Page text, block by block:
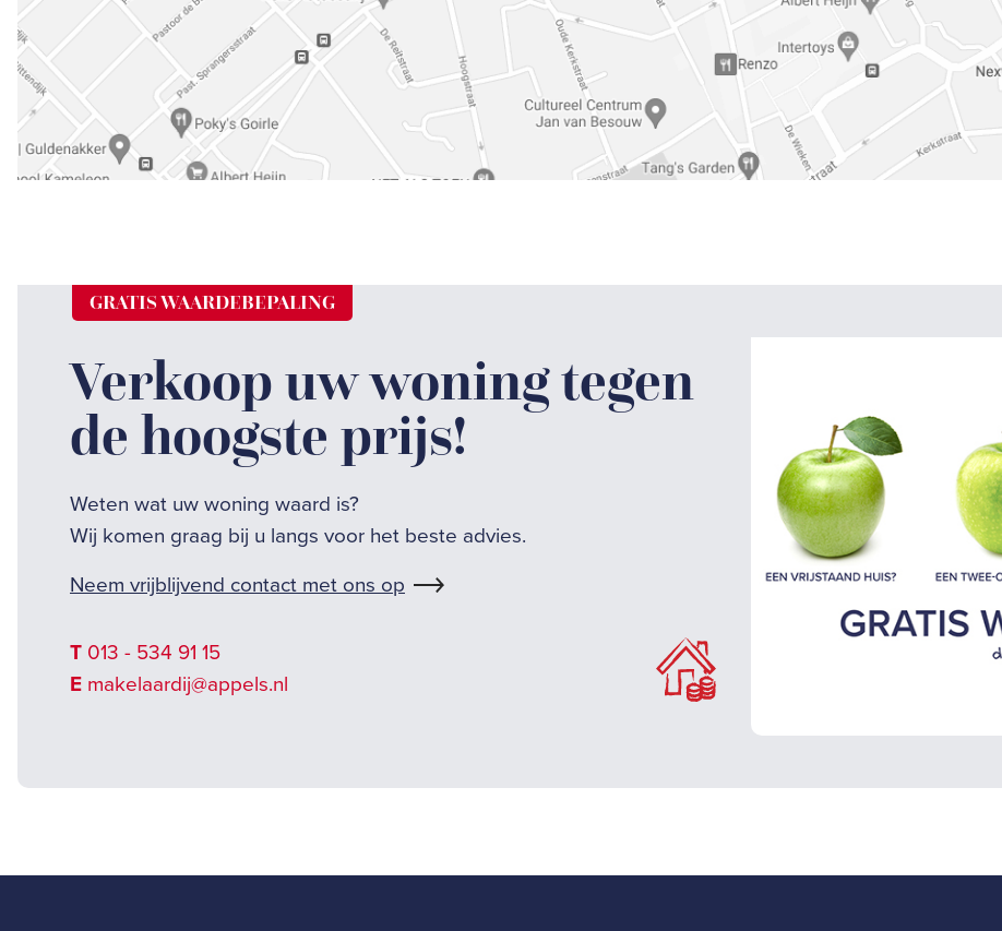
GRATIS WAARDEBEPALING
Verkoop uw woning tegen
de hoogste prijs!
Weten wat uw woning waard is?
Wij komen graag bij u langs voor het beste advies.
Neem vrijblijvend contact met ons op
T 013 - 534 91 15
E makelaardij@appels.nl